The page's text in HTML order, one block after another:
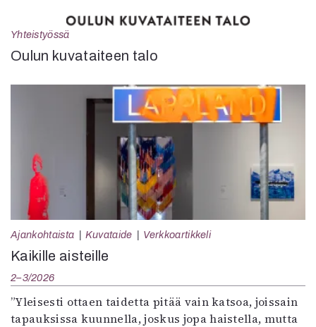
Yhteistyössä
Oulun kuvataiteen talo
Ajankohtaista Kuvataide Verkkoartikkeli
Kaikille aisteille
2–3/2026
”Yleisesti ottaen taidetta pitää vain katsoa, joissain
tapauksissa kuunnella, joskus jopa haistella, mutta